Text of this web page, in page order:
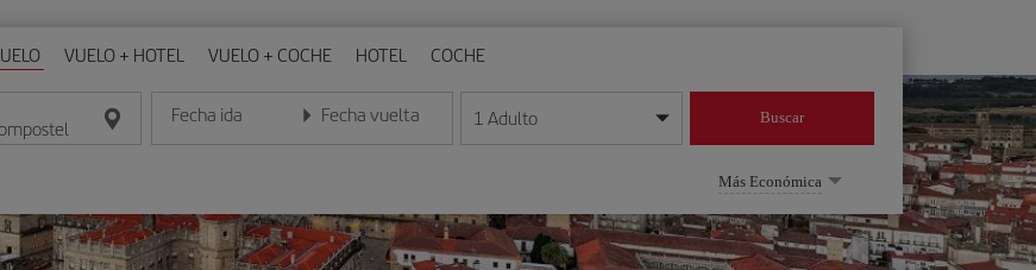
VUELO + HOTEL VUELO + COCHE HOTEL COCHE
Fecha ida
Introduce la fecha en formato día/mes/año
Fecha vuelta
Introduce la fecha en formato día/mes/año
1 Adulto Buscar
Más Económica